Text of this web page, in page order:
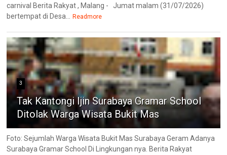
carnival Berita Rakyat , Malang - Jumat malam (31/07/2026)
bertempat di Desa... Readmore
3
Tak Kantongi Ijin Surabaya Gramar School
Ditolak Warga Wisata Bukit Mas
Foto: Sejumlah Warga Wisata Bukit Mas Surabaya Geram Adanya
Surabaya Gramar School Di Lingkungan nya. Berita Rakyat